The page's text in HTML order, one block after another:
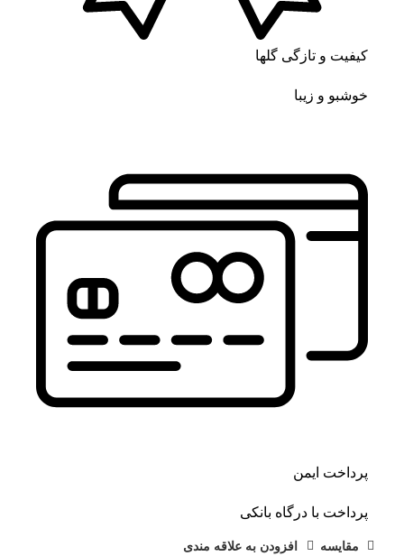
کیفیت و تازگی گلها
خوشبو و زیبا
پرداخت ایمن
پرداخت با درگاه بانکی
مقايسه افزودن به علاقه مندی